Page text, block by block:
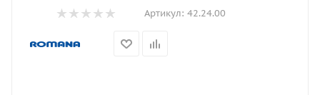
Артикул: 42.24.00